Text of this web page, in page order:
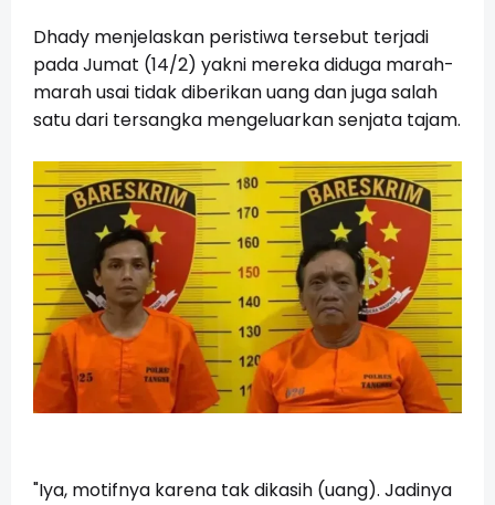
Dhady menjelaskan peristiwa tersebut terjadi
pada Jumat (14/2) yakni mereka diduga marah-
marah usai tidak diberikan uang dan juga salah
satu dari tersangka mengeluarkan senjata tajam.
"Iya, motifnya karena tak dikasih (uang). Jadinya